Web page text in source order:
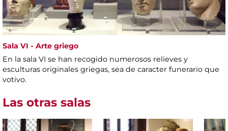
Sala VI - Arte griego
En la sala VI se han recogido numerosos relieves y
esculturas originales griegas, sea de caracter funerario que
votivo.
Las otras salas